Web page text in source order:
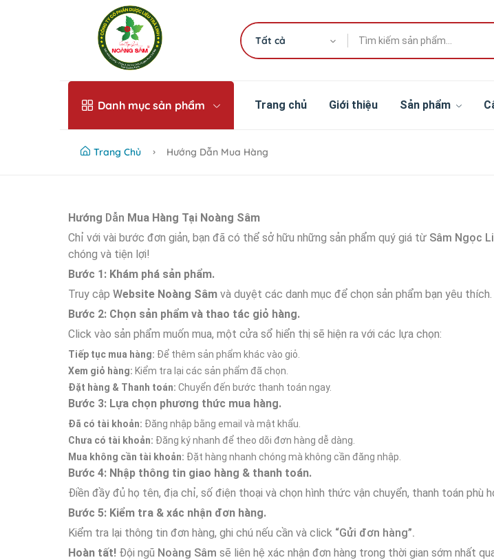
Tất cả
Danh mục sản phẩm Trang chủ Giới thiệu Sản phẩm
Trang Chủ Hướng Dẫn Mua Hàng
Hướng Dẫn Mua Hàng Tại Noàng Sâm
Chỉ với vài bước đơn giản, bạn đã có thể sở hữu những sản phẩm quý giá từ Sâm Ngọc
chóng và tiện lợi!
Bước 1: Khám phá sản phẩm.
Truy cậpWebsite Noàng Sâm và duyệt các danh mục để chọn sản phẩm bạn yêu thích.
Bước 2: Chọn sản phẩm và thao tác giỏ hàng.
Click vào sản phẩm muốn mua, một cửa sổ hiển thị sẽ hiện ra với các lựa chọn:
Tiếp tục mua hàng: Để thêm sản phẩm khác vào giỏ.
Xem giỏ hàng: Kiểm tra lại các sản phẩm đã chọn.
Đặt hàng & Thanh toán: Chuyển đến bước thanh toán ngay.
Bước 3: Lựa chọn phương thức mua hàng.
Đã có tài khoản: Đăng nhập bằng email và mật khẩu.
Chưa có tài khoản: Đăng ký nhanh để theo dõi đơn hàng dễ dàng.
Mua không cần tài khoản: Đặt hàng nhanh chóng mà không cần đăng nhập.
Bước 4: Nhập thông tin giao hàng & thanh toán.
Điền đầy đủ họ tên, địa chỉ, số điện thoại và chọn hình thức vận chuyển, thanh toán phù
Bước 5: Kiểm tra & xác nhận đơn hàng.
Kiểm tra lại thông tin đơn hàng, ghi chú nếu cần và click “Gửi đơn hàng”.
Hoàn tất! Đội ngũ Noàng Sâm sẽ liên hệ xác nhận đơn hàng trong thời gian sớm nhất